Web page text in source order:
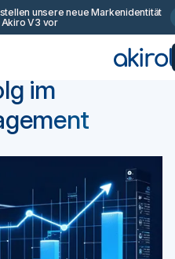
unsere neue Markenidentität
Akiro V3 vor
im